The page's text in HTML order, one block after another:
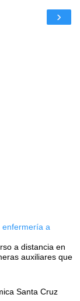
›
enfermería a
a distancia en
auxiliares que
Santa Cruz